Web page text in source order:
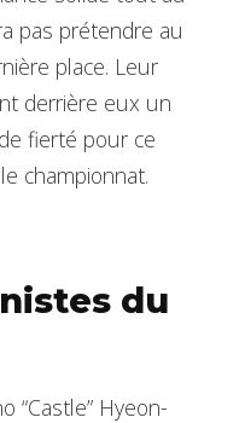
pas prétendre au
place. Leur
derrière eux un
fierté pour ce
championnat.
du
“Castle” Hyeon-